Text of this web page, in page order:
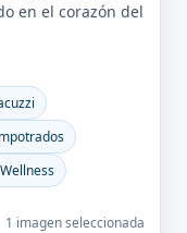
en el corazón del
1 imagen seleccionada